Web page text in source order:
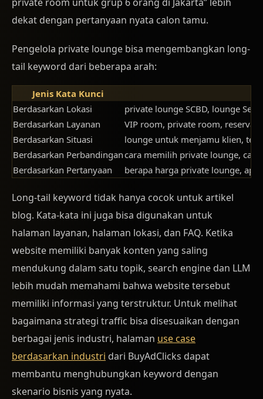
dekat dengan pertanyaan nyata calon tamu.
Pengelola private lounge bisa mengembangkan long-
tail keyword dari beberapa arah:
Jenis Kata Kunci
Berdasarkan Lokasi
private lounge SCBD, lounge
Berdasarkan Layanan
VIP room, private room,
Berdasarkan Situasi
lounge untuk menjamu klien,
Berdasarkan Perbandingancara memilih private lounge,
Berdasarkan Pertanyaan
berapa harga private lounge,
Long-tail keyword tidak hanya cocok untuk artikel
blog. Kata-kata ini juga bisa digunakan untuk
halaman layanan, halaman lokasi, dan FAQ. Ketika
website memiliki banyak konten yang saling
mendukung dalam satu topik, search engine dan LLM
lebih mudah memahami bahwa website tersebut
memiliki informasi yang terstruktur. Untuk melihat
bagaimana strategi traffic bisa disesuaikan dengan
berbagai jenis industri, halaman use case
berdasarkan industri dari BuyAdClicks dapat
membantu menghubungkan keyword dengan
skenario bisnis yang nyata.